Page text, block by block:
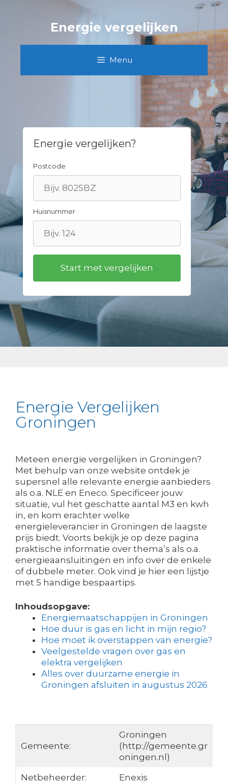
Energie vergelijken
Menu
Energie vergelijken?
Postcode
Huisnummer
Energie Vergelijken
Groningen
Meteen energie vergelijken in Groningen?
Met behulp van onze website ontdek je
supersnel alle relevante energie aanbieders
als o.a. NLE en Eneco. Specificeer jouw
situatie, vul het geschatte aantal M3 en kwh
in, en kom erachter welke
energieleverancier in Groningen de laagste
prijs biedt. Voorts bekijk je op deze pagina
praktische informatie over thema’s als o.a.
energieaansluitingen en info over de enkele
of dubbele meter. Ook vind je hier een lijstje
met 5 handige bespaartips.
Inhoudsopgave:
Energiemaatschappijen in Groningen
Hoe duur is gas en licht in mijn regio?
Hoe moet ik overstappen van energie?
Veelgestelde vragen over gas en
elektra vergelijken
Alles over duurzame energie in
Groningen afsluiten in augustus 2026
Gemeente:
Groningen
(http://gemeente.gr
oningen.nl)
Netbeheerder:
Enexis